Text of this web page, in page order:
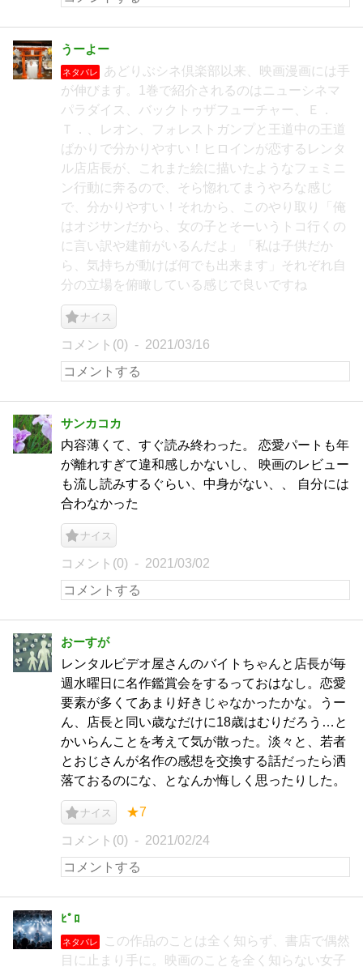
うーよー
ネタバレ
あどりぶシネ倶楽部以来、映画漫画には手
が伸びます。1巻で紹介されるのはニューシネマ
パラダイス、バックトゥザフューチャー、Ｅ．
Ｔ．、レオン、フォレストガンプと王道中の王道
ばかりで分かりやすい！ヒロインが恋するレンタ
ル店店長が、これまた絵に描いたようなフェミニ
ン行動に奔るので、そら惚れてまうやろな感じ
で、分かりやすい！それから、このやり取り「俺
はオジサンだから、女の子とそーいうトコ行くの
に言い訳や建前がいるんだよ」「私は子供だか
ら、気持ちが動けば何でも出来ます」それぞれ自
分の立場を俯瞰している感じで良いですね
ナイス
コメント(0) 2021/03/16
サンカコカ
内容薄くて、すぐ読み終わった。 恋愛パートも年
が離れすぎて違和感しかないし、 映画のレビュー
も流し読みするぐらい、中身がない、、 自分には
合わなかった
ナイス
コメント(0) 2021/03/02
おーすが
レンタルビデオ屋さんのバイトちゃんと店長が毎
週水曜日に名作鑑賞会をするっておはなし。恋愛
要素が多くてあまり好きじゃなかったかな。うー
ん、店長と同い歳なだけに18歳はむりだろう…と
かいらんことを考えて気が散った。淡々と、若者
とおじさんが名作の感想を交換する話だったら洒
落ておるのにな、となんか悔しく思ったりした。
ナイス ★7
コメント(0) 2021/02/24
ﾋﾟﾛ
ネタバレ
この作品のことは全く知らず、書店で偶然
目に止まり手に。映画のことを全く知らない女子